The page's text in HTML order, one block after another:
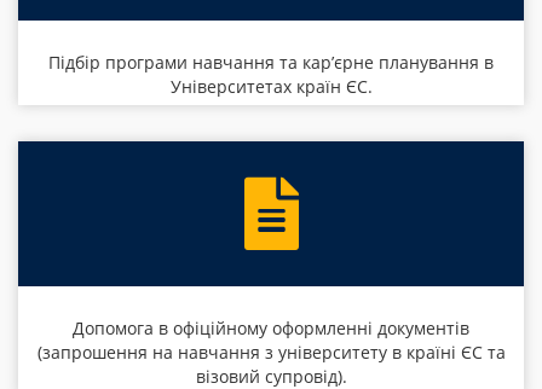
Підбір програми навчання та кар’єрне планування в
Університетах країн ЄС.
Допомога в офіційному оформленні документів
(запрошення на навчання з університету в країні ЄС та
візовий супровід).